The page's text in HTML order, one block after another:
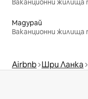
Мадурай
Airbnb Шри Ланка